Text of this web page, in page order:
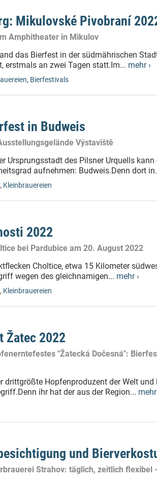
Mikulovské Pivobraní
Amphitheater in Mikulov
das Bierfest in der südmährischen
erstmals an zwei Tagen statt.Im... mehr ›
, Bierfestivals
in Budweis
Výstaviště
Ursprungsstadt des Pilsner Urquells
aufnehmen: Budweis.Denn dort
, Kleinbrauereien
2022
bei Pardubice am 20. August 2022
Choltice, etwa 15 Kilometer
wegen des gleichnamigen... mehr ›
, Kleinbrauereien
Žatec 2022
"Žatecká Dočesná":
drittgrößte Hopfenproduzent der Welt
ihr hat der aus der Region... mehr
und
Strahov: täglich, zeitlich flexibel